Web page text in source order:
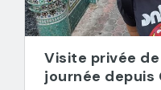
Visite privée
journée depuis